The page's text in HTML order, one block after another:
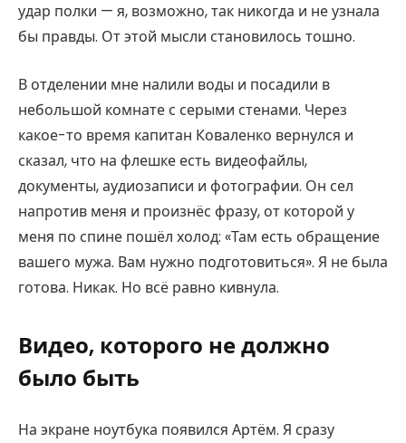
удар полки — я, возможно, так никогда и не узнала
бы правды. От этой мысли становилось тошно.
В отделении мне налили воды и посадили в
небольшой комнате с серыми стенами. Через
какое-то время капитан Коваленко вернулся и
сказал, что на флешке есть видеофайлы,
документы, аудиозаписи и фотографии. Он сел
напротив меня и произнёс фразу, от которой у
меня по спине пошёл холод: «Там есть обращение
вашего мужа. Вам нужно подготовиться». Я не была
готова. Никак. Но всё равно кивнула.
Видео, которого не должно
было быть
На экране ноутбука появился Артём. Я сразу